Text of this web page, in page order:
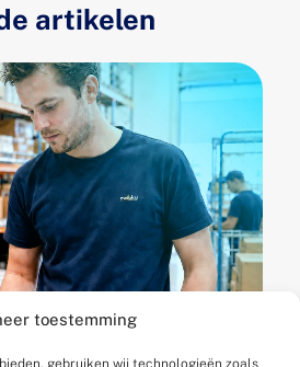
toestemming
gebruiken wij technologieën zoals
artikelen